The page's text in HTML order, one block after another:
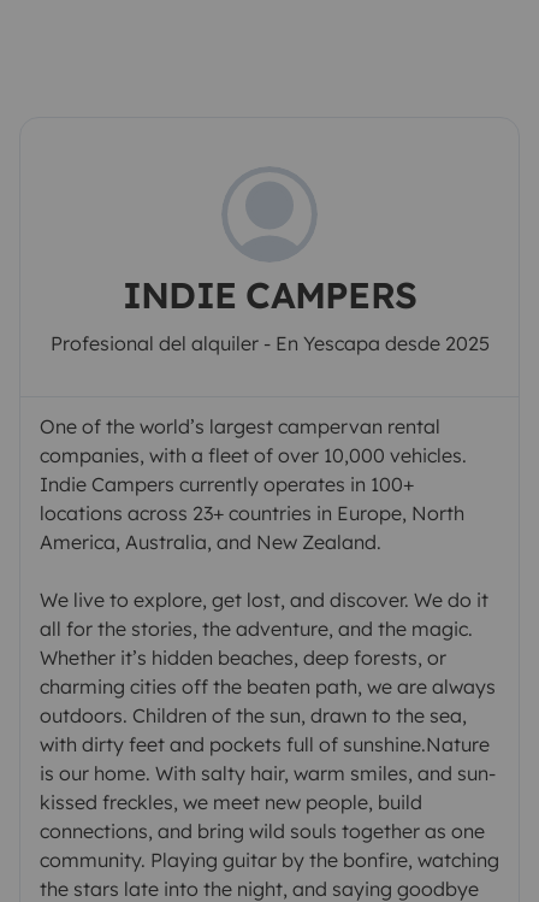
INDIE CAMPERS
Profesional del alquiler - En Yescapa desde 2025
One of the world’s largest campervan rental
companies, with a fleet of over 10,000 vehicles.
Indie Campers currently operates in 100+
locations across 23+ countries in Europe, North
America, Australia, and New Zealand.
We live to explore, get lost, and discover. We do it
all for the stories, the adventure, and the magic.
Whether it’s hidden beaches, deep forests, or
charming cities off the beaten path, we are always
outdoors. Children of the sun, drawn to the sea,
with dirty feet and pockets full of sunshine.Nature
is our home. With salty hair, warm smiles, and sun-
kissed freckles, we meet new people, build
connections, and bring wild souls together as one
community. Playing guitar by the bonfire, watching
the stars late into the night, and saying goodbye